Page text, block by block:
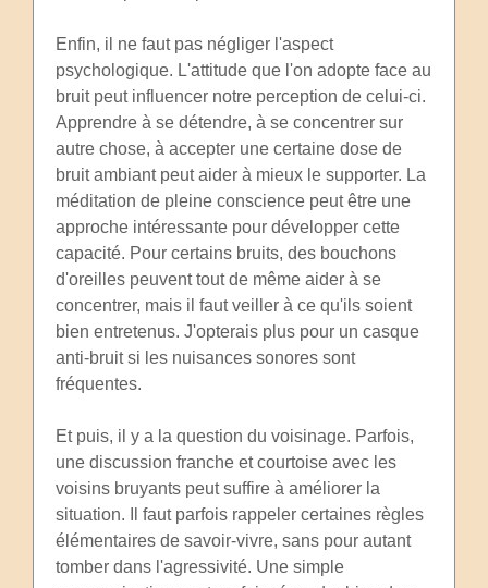
Enfin, il ne faut pas négliger l'aspect
psychologique. L'attitude que l'on adopte face au
bruit peut influencer notre perception de celui-ci.
Apprendre à se détendre, à se concentrer sur
autre chose, à accepter une certaine dose de
bruit ambiant peut aider à mieux le supporter. La
méditation de pleine conscience peut être une
approche intéressante pour développer cette
capacité. Pour certains bruits, des bouchons
d'oreilles peuvent tout de même aider à se
concentrer, mais il faut veiller à ce qu'ils soient
bien entretenus. J'opterais plus pour un casque
anti-bruit si les nuisances sonores sont
fréquentes.
Et puis, il y a la question du voisinage. Parfois,
une discussion franche et courtoise avec les
voisins bruyants peut suffire à améliorer la
situation. Il faut parfois rappeler certaines règles
élémentaires de savoir-vivre, sans pour autant
tomber dans l'agressivité. Une simple